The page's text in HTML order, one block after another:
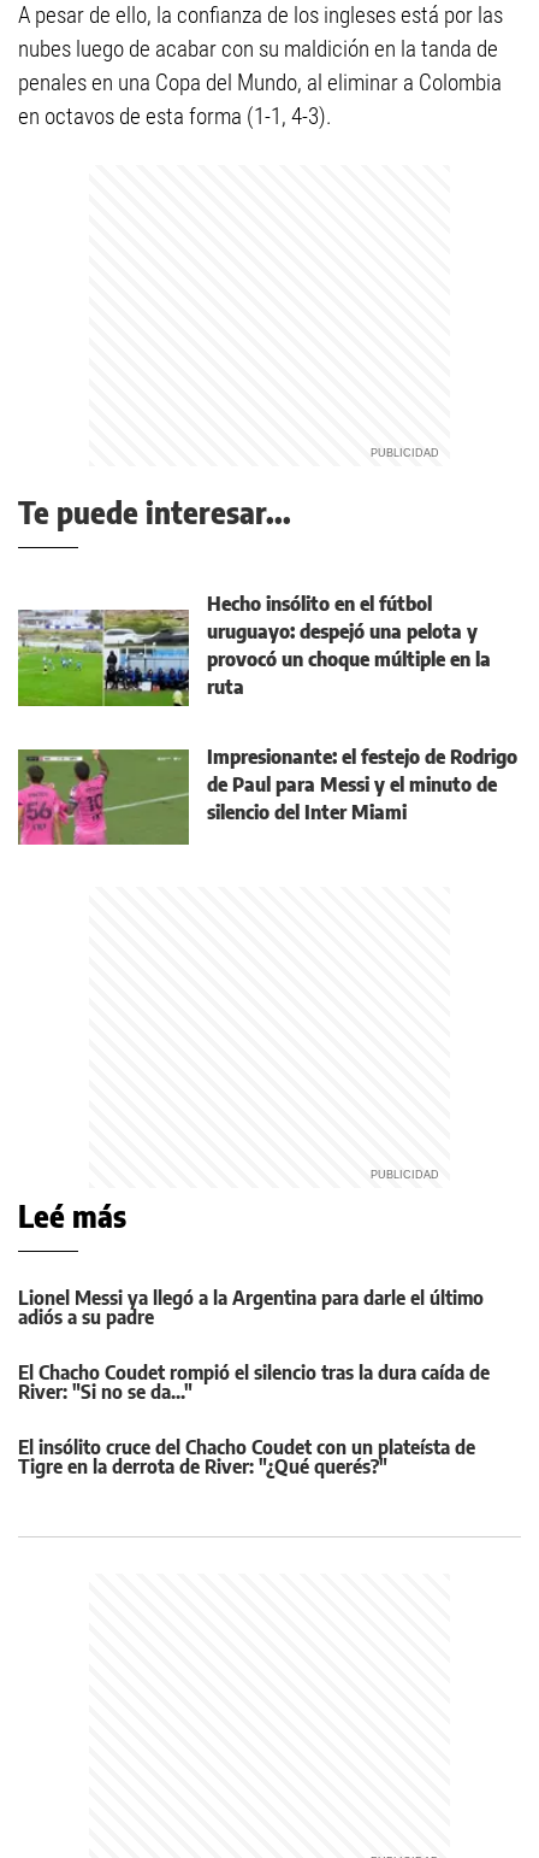
A pesar de ello, la confianza de los ingleses está por las
nubes luego de acabar con su maldición en la tanda de
penales en una Copa del Mundo, al eliminar a Colombia
en octavos de esta forma (1-1, 4-3).
Te puede interesar...
Hecho insólito en el fútbol
uruguayo: despejó una pelota y
provocó un choque múltiple en la
ruta
Impresionante: el festejo de Rodrigo
de Paul para Messi y el minuto de
silencio del Inter Miami
Leé más
Lionel Messi ya llegó a la Argentina para darle el último
adiós a su padre
El Chacho Coudet rompió el silencio tras la dura caída de
River: "Si no se da..."
El insólito cruce del Chacho Coudet con un plateísta de
Tigre en la derrota de River: "¿Qué querés?"